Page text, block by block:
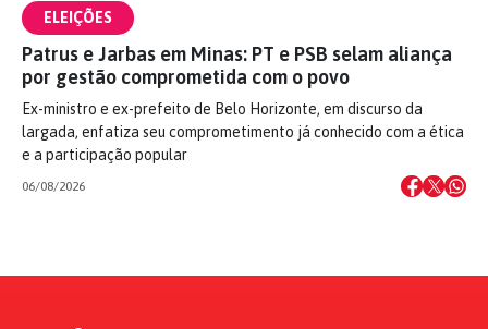
ELEIÇÕES
Patrus e Jarbas em Minas: PT e PSB selam aliança
por gestão comprometida com o povo
Ex-ministro e ex-prefeito de Belo Horizonte, em discurso da
largada, enfatiza seu comprometimento já conhecido com a ética
e a participação popular
06/08/2026